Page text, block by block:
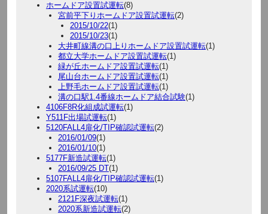
ホームドア設置試運転(8)
宮前平下りホームドア設置試運転(2)
2015/10/22(1)
2015/10/23(1)
大井町線溝の口上りホームドア設置試運転(1)
都立大学ホームドア設置試運転(1)
緑が丘ホームドア設置試運転(1)
尾山台ホームドア設置試運転(1)
上野毛ホームドア設置試運転(1)
溝の口駅1.4番線ホームドア結合試験(1)
4106F8R化組成試運転(1)
Y511F出場試運転(1)
5120FALL4扉化/TIP確認試運転(2)
2016/01/09(1)
2016/01/10(1)
5177F新造試運転(1)
2016/09/25 DT(1)
5107FALL4扉化/TIP確認試運転(1)
2020系試運転(10)
2121F深夜試運転(1)
2020系新造試運転(2)